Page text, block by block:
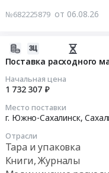
№682225879 от 06.08.26
Поставка расходного
Начальная цена
1 732 307 ₽
Место поставки
г. Южно-Сахалинск,
Отрасли
Тара и упаковка
Книги, Журналы